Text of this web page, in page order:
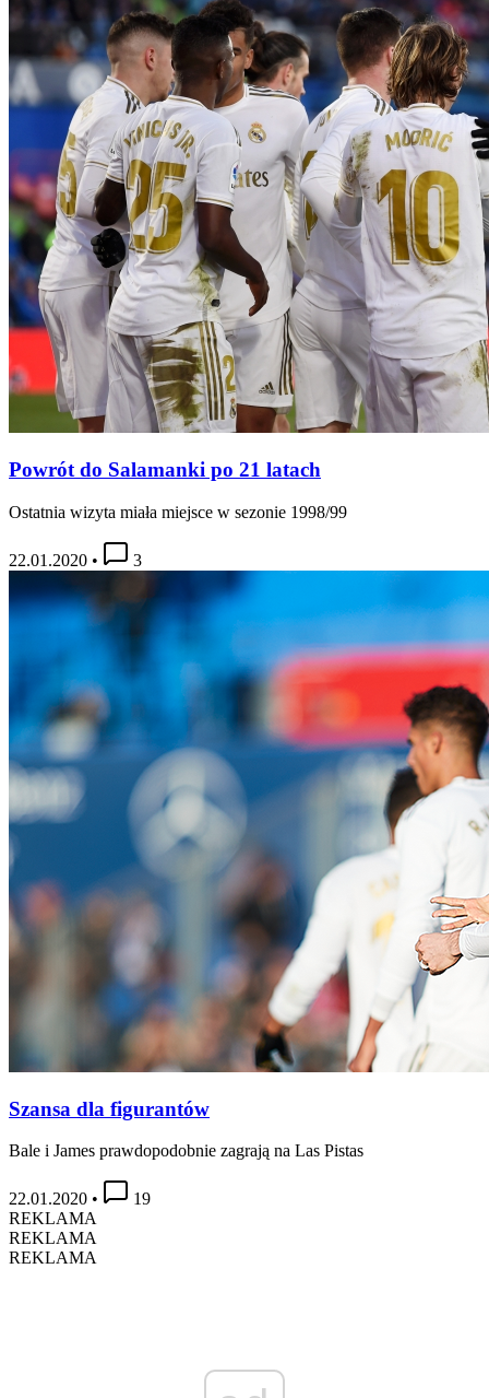
Powrót do Salamanki po 21 latach
Ostatnia wizyta miała miejsce w sezonie 1998/99
22.01.2020 • 3
Szansa dla figurantów
Bale i James prawdopodobnie zagrają na Las Pistas
22.01.2020 •
19
REKLAMA
REKLAMA
REKLAMA